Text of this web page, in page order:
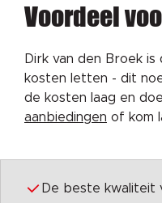
Voordeel
Dirk van den Broek
kosten letten - dit
de kosten laag en
aanbiedingen of kom
De beste kwaliteit